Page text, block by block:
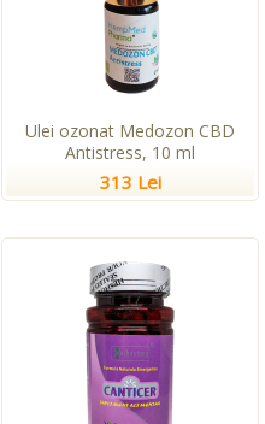
Ulei ozonat Medozon CBD
Antistress, 10 ml
313 Lei